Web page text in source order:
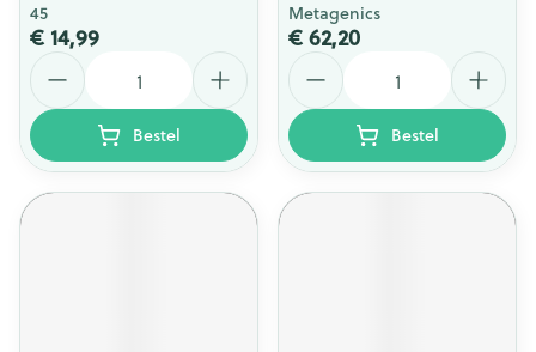
45
€ 14,99
Bestel
Metagenics
€ 62,20
Aantal
Bestel